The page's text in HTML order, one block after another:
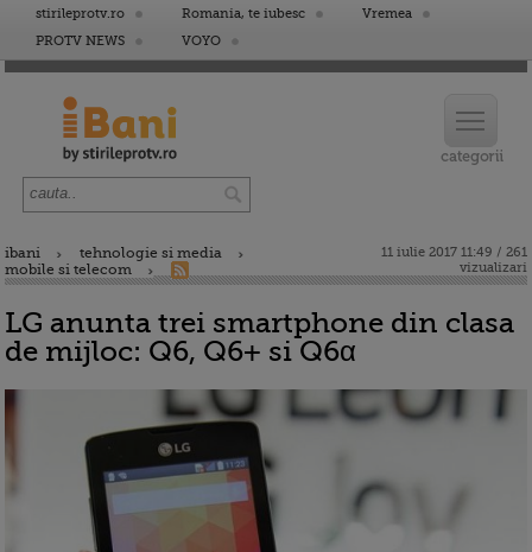
stirileprotv.ro Romania, te iubesc
Vremea
PROTV NEWS
VOYO
ibani
tehnologie si media
mobile si telecom
11 iulie 2017 11:49 / 261
vizualizari
LG anunta trei smartphone din clasa
de mijloc: Q6, Q6+ si Q6α